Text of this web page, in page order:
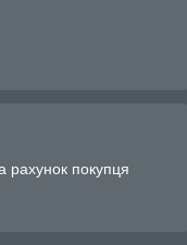
рахунок покупця